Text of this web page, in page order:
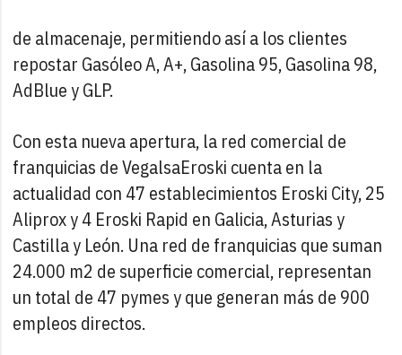
de almacenaje, permitiendo así a los clientes
repostar Gasóleo A, A+, Gasolina 95, Gasolina 98,
AdBlue y GLP.
Con esta nueva apertura, la red comercial de
franquicias de VegalsaEroski cuenta en la
actualidad con 47 establecimientos Eroski City, 25
Aliprox y 4 Eroski Rapid en Galicia, Asturias y
Castilla y León. Una red de franquicias que suman
24.000 m2 de superficie comercial, representan
un total de 47 pymes y que generan más de 900
empleos directos.